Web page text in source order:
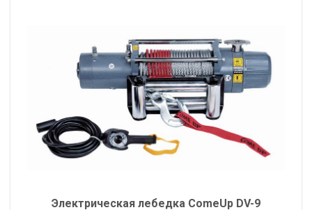
Электрическая лебедка ComeUp DV-9